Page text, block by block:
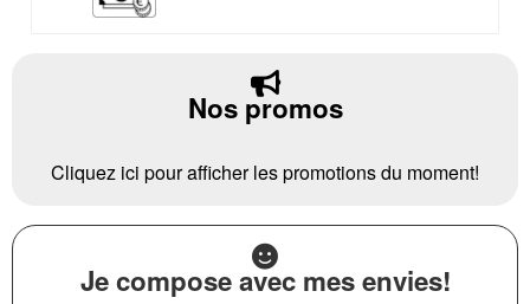
Nos promos
Cliquez ici pour afficher les promotions du moment!
Je compose avec mes envies!